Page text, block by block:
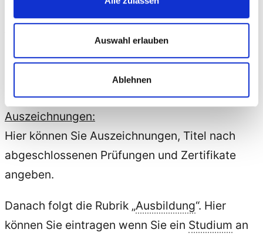
Auswahl erlauben
Ablehnen
Dateianhänge:
Hier können Sie zum Beispiel Zeugnisse,
Fachprofile, Arbeitsproben und andere
hochladen.
Auszeichnungen:
Hier können Sie Auszeichnungen, Titel nach
abgeschlossenen Prüfungen und Zertifikate
angeben.
Danach folgt die Rubrik „Ausbildung“. Hier
können Sie eintragen wenn Sie ein Studium an